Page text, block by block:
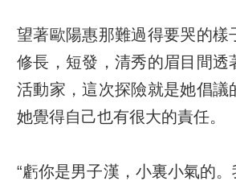
望著歐陽惠那難過得要哭的
修長，短發，清秀的眉目間
活動家，這次探險就是她倡
她覺得自己也有很大的責任。
“虧你是男子漢，小裏小氣的